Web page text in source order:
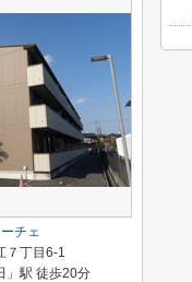
チェ
７丁目6-1
」駅 徒歩20分